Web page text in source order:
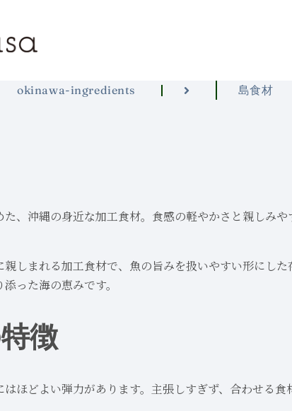
okinawa-ingredients 島食材
、沖縄の身近な加工食材。食感の軽やかさと親しみ
しまれる加工食材で、魚の旨みを扱いやすい形にし
った海の恵みです。
徴
ほどよい弾力があります。主張しすぎず、合わせる